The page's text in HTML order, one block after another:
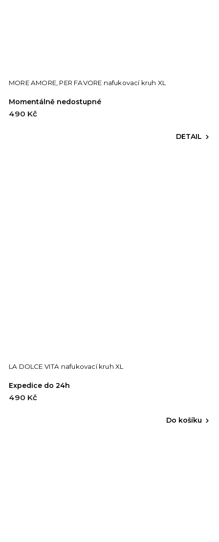
MORE AMORE, PER FAVORE nafukovací kruh XL
Momentálně nedostupné
490 Kč
DETAIL
LA DOLCE VITA nafukovací kruh XL
Expedice do 24h
490 Kč
Do košíku